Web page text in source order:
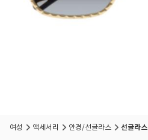
여성 액세서리 안경/선글라스 선글라스